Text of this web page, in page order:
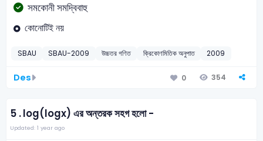
সমকোনী সমদ্বিবাহু
কোনোটিই নয়
SBAU SBAU-2009 উচ্চতর গণিত ক্রিকোণমিতিক অনুপাত 2009
Des 0 354
5 .log(logx) এর অন্তরক সহগ হলো -
Updated: 1 year ago